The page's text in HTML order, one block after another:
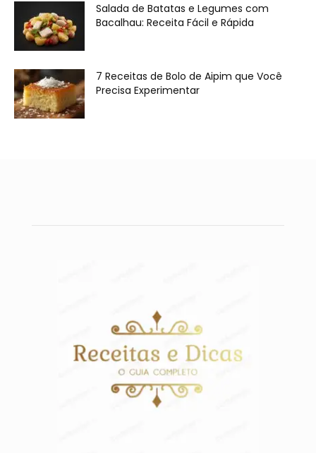
Salada de Batatas e Legumes com
Bacalhau: Receita Fácil e Rápida
7 Receitas de Bolo de Aipim que Você
Precisa Experimentar